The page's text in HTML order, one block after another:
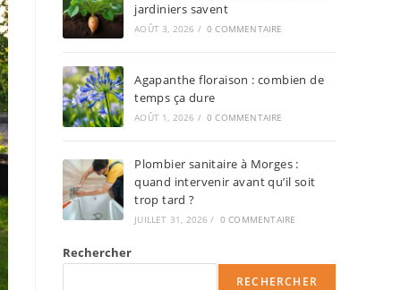
jardiniers savent
AOÛT 3, 2026 / 0 COMMENTAIRE
Agapanthe floraison : combien de
temps ça dure
AOÛT 1, 2026 / 0 COMMENTAIRE
Plombier sanitaire à Morges :
quand intervenir avant qu’il soit
trop tard ?
JUILLET 31, 2026 / 0 COMMENTAIRE
Rechercher
RECHERCHER